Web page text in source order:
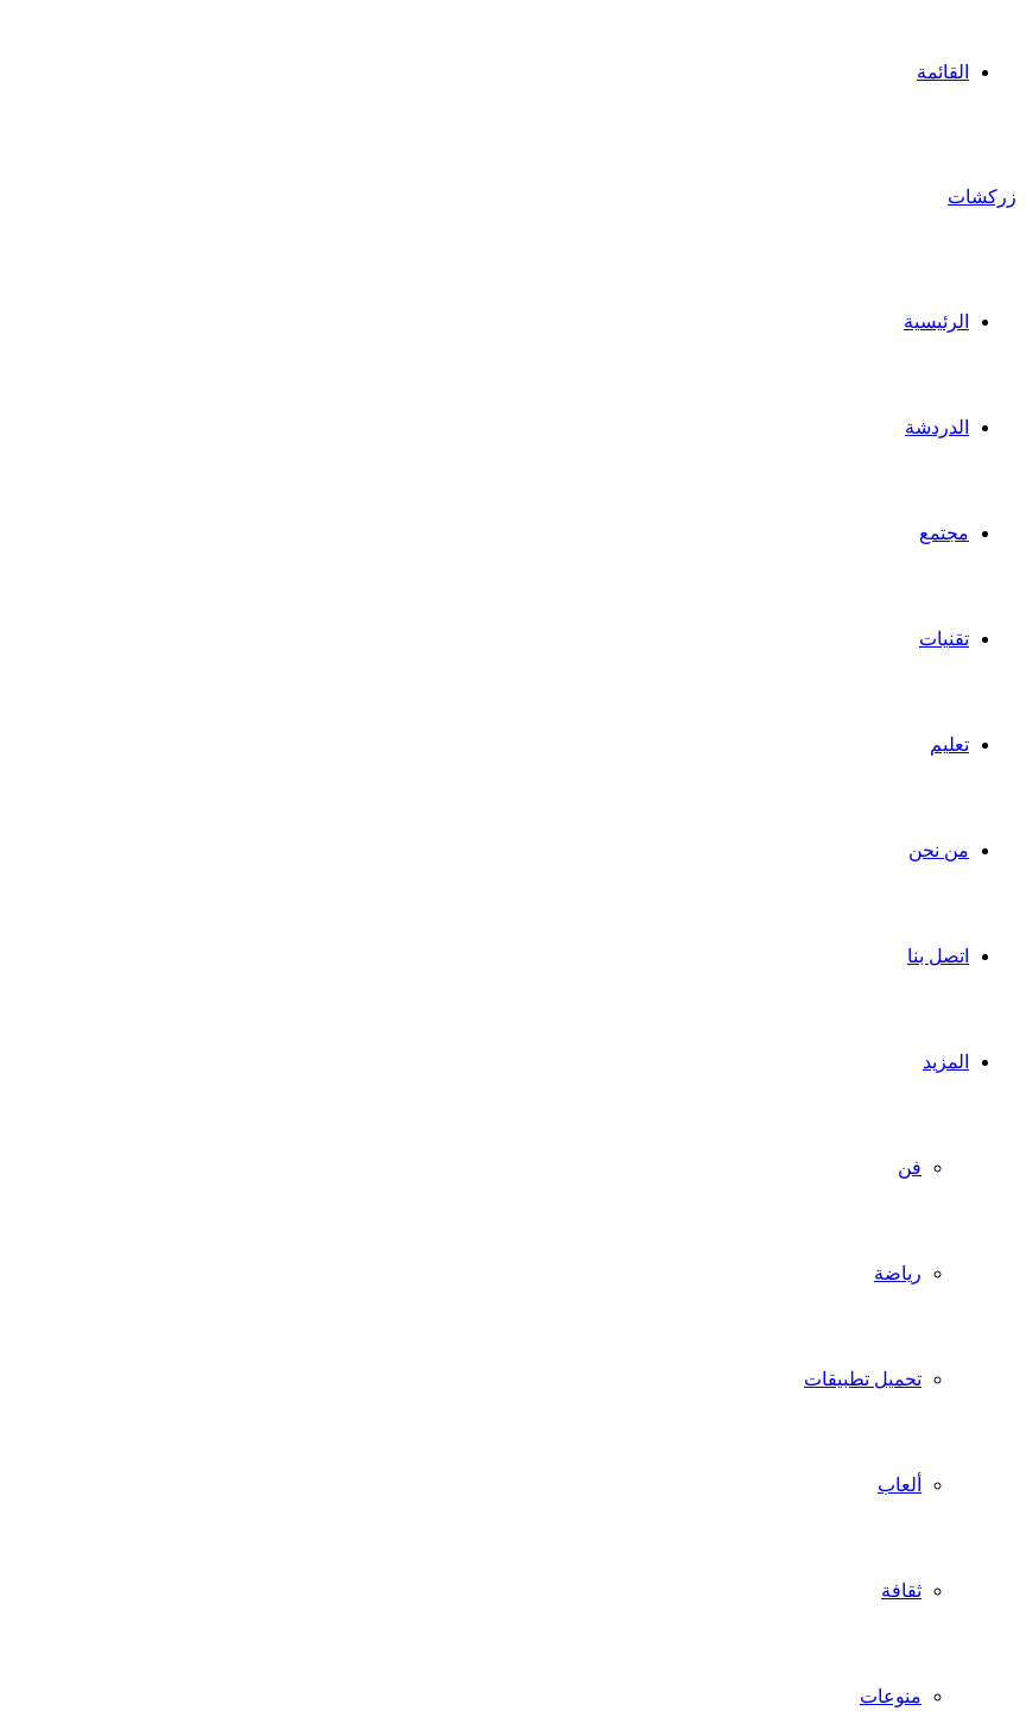
القائمة
زركشات
الرئيسية
الدردشة
مجتمع
تقنيات
تعليم
من نحن
اتصل بنا
المزيد
فن
رياضة
تحميل تطبيقات
ألعاب
ثقافة
منوعات